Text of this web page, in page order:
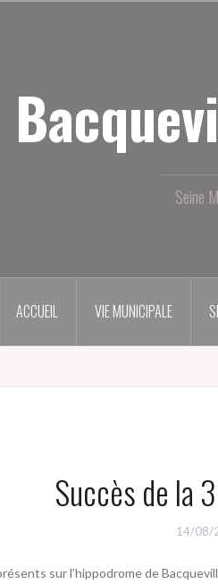
Seine
ACCUEIL VIE MUNICIPALE
Succès de la
14/08/
sur l’hippodrome de